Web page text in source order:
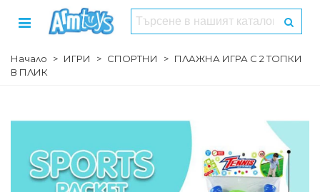
Начало > ИГРИ > СПОРТНИ > ПЛАЖНА ИГРА С 2 ТОПКИ
В ПЛИК